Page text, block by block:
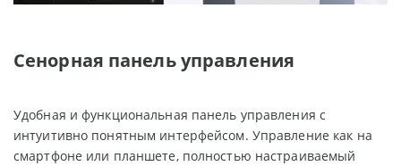
Сенорная панель управления
Удобная и функциональная панель управления с
интуитивно понятным интерфейсом. Управление как на
смартфоне или планшете, полностью настраиваемый